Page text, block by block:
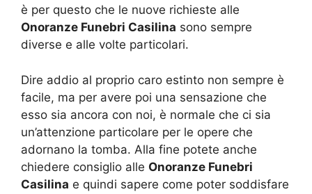
è per questo che le nuove richieste alle
Onoranze Funebri Casilina sono sempre
diverse e alle volte particolari.
Dire addio al proprio caro estinto non sempre è
facile, ma per avere poi una sensazione che
esso sia ancora con noi, è normale che ci sia
un’attenzione particolare per le opere che
adornano la tomba. Alla fine potete anche
chiedere consiglio alle Onoranze Funebri
Casilina e quindi sapere come poter soddisfare